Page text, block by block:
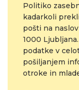
Politiko
kadarkoli
pošti na
1000
podatke v
pošiljanjem
otroke in